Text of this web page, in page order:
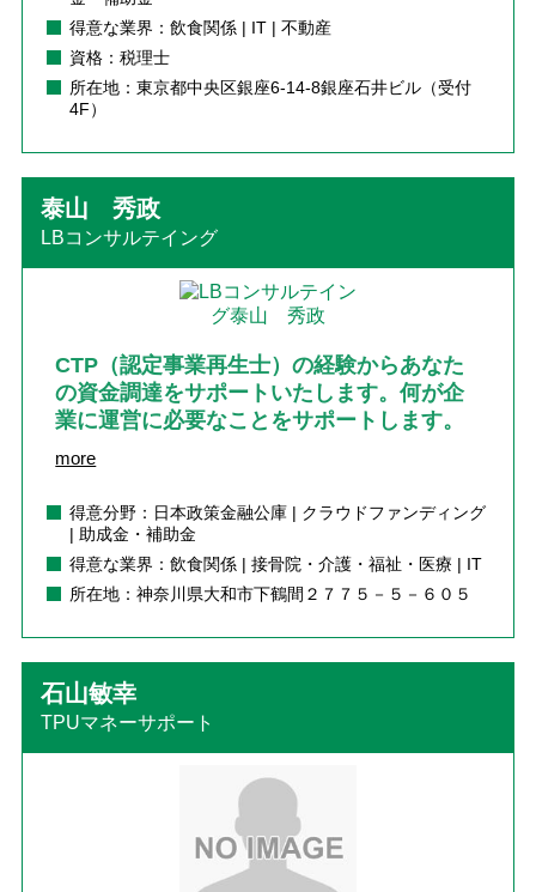
得意な業界：飲食関係 | IT | 不動産
資格：税理士
所在地：東京都中央区銀座6-14-8銀座石井ビル（受付
4F）
泰山 秀政
LBコンサルテイング
CTP（認定事業再生士）の経験からあなた
の資金調達をサポートいたします。何が企
業に運営に必要なことをサポートします。
more
得意分野：日本政策金融公庫 | クラウドファンディング
| 助成金・補助金
得意な業界：飲食関係 | 接骨院・介護・福祉・医療 | IT
所在地：神奈川県大和市下鶴間２７７５－５－６０５
石山敏幸
TPUマネーサポート